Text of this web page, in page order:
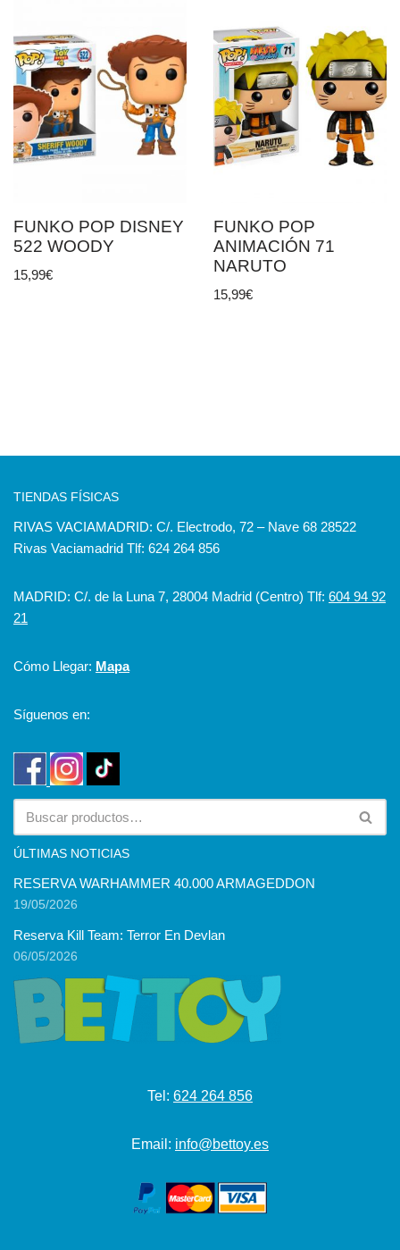
FUNKO POP DISNEY
522 WOODY
15,99€
FUNKO POP
ANIMACIÓN 71
NARUTO
15,99€
TIENDAS FÍSICAS
RIVAS VACIAMADRID: C/. Electrodo, 72 – Nave 68 28522
Rivas Vaciamadrid Tlf: 624 264 856
MADRID: C/. de la Luna 7, 28004 Madrid (Centro) Tlf: 604 94 92
21
Cómo Llegar: Mapa
Síguenos en:
ÚLTIMAS NOTICIAS
RESERVA WARHAMMER 40.000 ARMAGEDDON
19/05/2026
Reserva Kill Team: Terror En Devlan
06/05/2026
Tel: 624 264 856
Email: info@bettoy.es